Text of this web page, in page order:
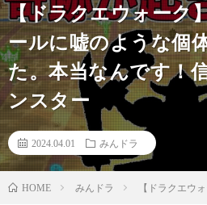
【ドラクエウォーク
ールに嘘のような個
た。本当なんです！
ンスター
2024.04.01 みんドラ
HOME みんドラ 【ドラクエウ